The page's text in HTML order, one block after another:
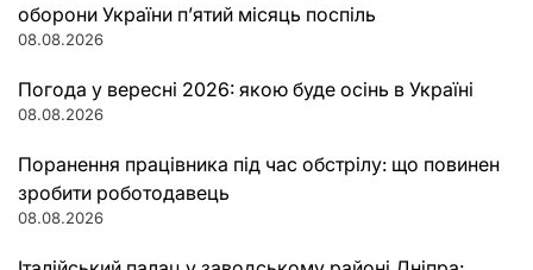
оборони України п’ятий місяць поспіль
08.08.2026
Погода у вересні 2026: якою буде осінь в Україні
08.08.2026
Поранення працівника під час обстрілу: що повинен
зробити роботодавець
08.08.2026